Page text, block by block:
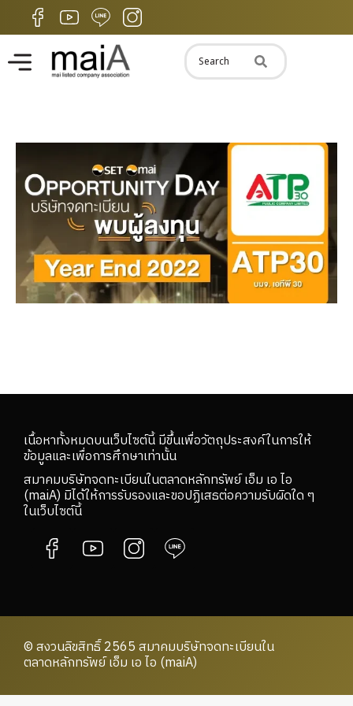
เนื้อหาทั้งหมดบนเว็บไซต์นี้ มีขึ้นเพื่อวัตถุประสงค์ในการให้
ข้อมูลและเพื่อการศึกษาเท่านั้น
สมาคมบริษัทจดทะเบียนในตลาดหลักทรัพย์ เอ็ม เอ ไอ
(maiA) มิได้ให้การรับรองและขอปฏิเสธต่อความรับผิดใด ๆ
ในเว็บไซต์นี้
© สงวนลิขสิทธิ์ 2565 สมาคมบริษัทจดทะเบียนใน
ตลาดหลักทรัพย์ เอ็ม เอ ไอ (maiA)